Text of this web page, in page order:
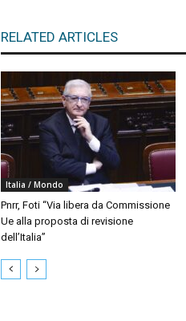
RELATED ARTICLES
Italia / Mondo
Pnrr, Foti “Via libera da Commissione
Ue alla proposta di revisione
dell’Italia”